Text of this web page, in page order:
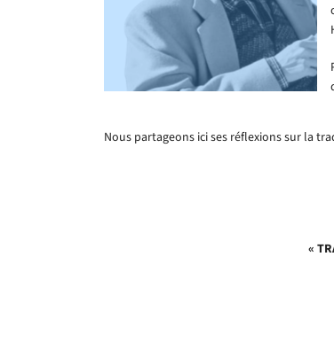
Nous partageons ici ses réflexions sur la
«